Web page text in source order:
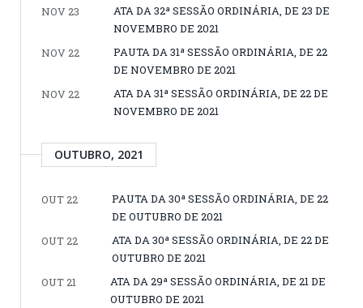
NOV 23
ATA DA 32ª SESSÃO ORDINÁRIA, DE 23 DE
NOVEMBRO DE 2021
NOV 22
PAUTA DA 31ª SESSÃO ORDINÁRIA, DE 22
DE NOVEMBRO DE 2021
NOV 22
ATA DA 31ª SESSÃO ORDINÁRIA, DE 22 DE
NOVEMBRO DE 2021
OUTUBRO, 2021
OUT 22
PAUTA DA 30ª SESSÃO ORDINÁRIA, DE 22
DE OUTUBRO DE 2021
OUT 22
ATA DA 30ª SESSÃO ORDINÁRIA, DE 22 DE
OUTUBRO DE 2021
OUT 21
ATA DA 29ª SESSÃO ORDINÁRIA, DE 21 DE
OUTUBRO DE 2021